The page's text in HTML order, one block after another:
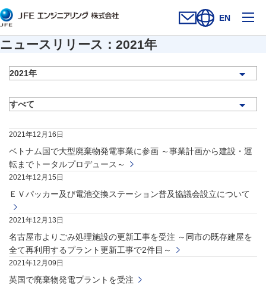
お問い合わせフォー
新規ウィンドウを開
サイト内検索を
EN
ニュースリリース：2021年
2021年12月16日
ベトナム国で大型廃棄物発電事業に参画 ～事業計画から建設・運
転までトータルプロデュース～
2021年12月15日
ＥＶパッカー及び電池交換ステーション普及協議会設立について
2021年12月13日
名古屋市よりごみ処理施設の更新工事を受注 ～同市の既存建屋を
全て再利用するプラント更新工事で2件目～
2021年12月09日
英国で廃棄物発電プラントを受注